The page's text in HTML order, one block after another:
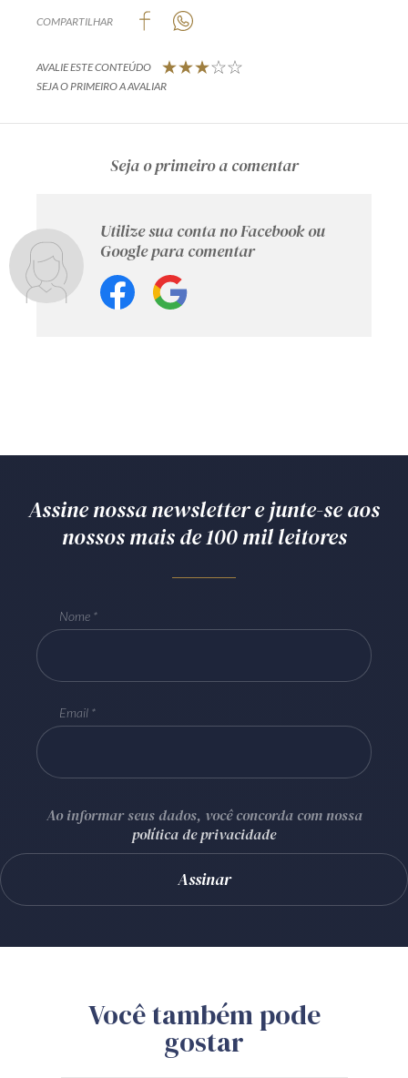
COMPARTILHAR
AVALIE ESTE CONTEÚDO
SEJA O PRIMEIRO A AVALIAR
Seja o primeiro a comentar
Utilize sua conta no Facebook ou
Google para comentar
Assine nossa newsletter e junte-se aos
nossos mais de 100 mil leitores
Nome
Email
Ao informar seus dados, você concorda com nossa
política de privacidade
Você também pode
gostar